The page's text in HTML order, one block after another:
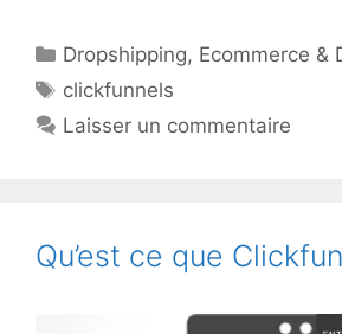
Catégories
Dropshipping, Ecommerce &
Étiquettes
clickfunnels
Laisser un commentaire
Qu’est ce que